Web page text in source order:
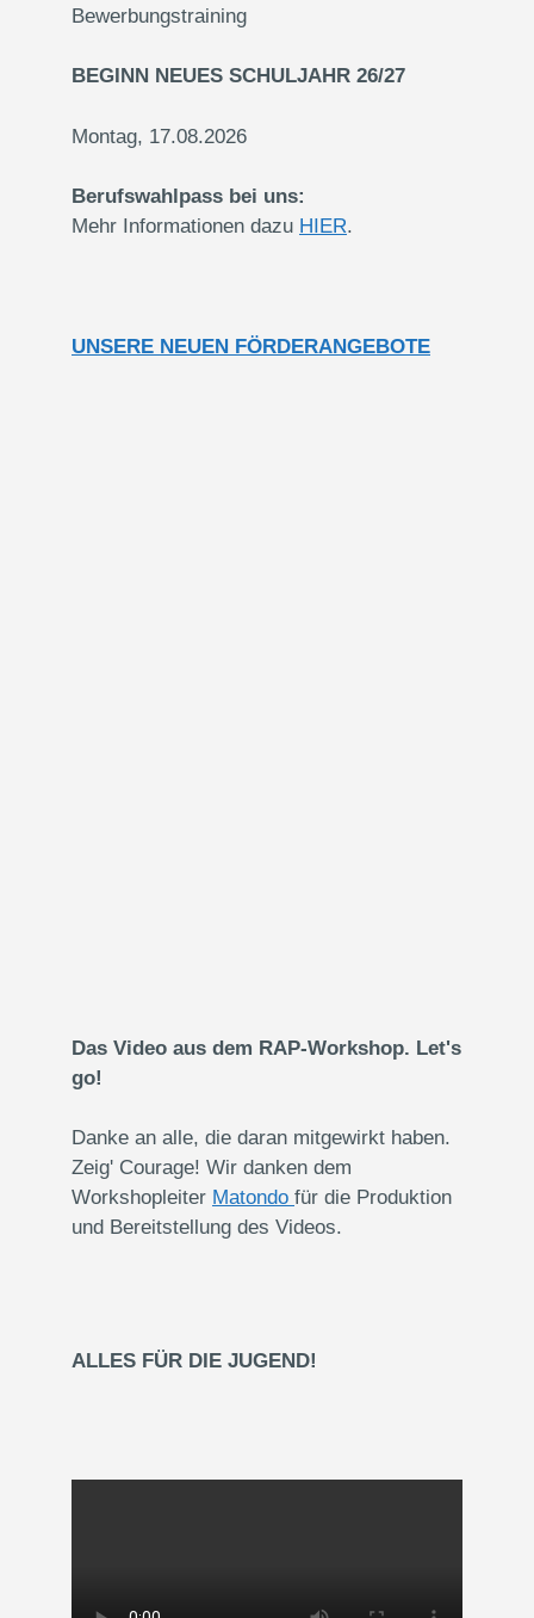
Bewerbungstraining
BEGINN NEUES SCHULJAHR 26/27
Montag, 17.08.2026
Berufswahlpass bei uns:
Mehr Informationen dazu HIER.
UNSERE NEUEN FÖRDERANGEBOTE
Das Video aus dem RAP-Workshop. Let's
go!
Danke an alle, die daran mitgewirkt haben.
Zeig' Courage! Wir danken dem
Workshopleiter Matondo für die Produktion
und Bereitstellung des Videos.
ALLES FÜR DIE JUGEND!